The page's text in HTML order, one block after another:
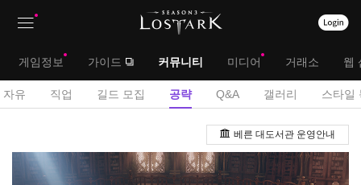
뉴
대
메
게임정보 가이드 커뮤니티 미디어 거래소 웹
서
메
뉴
자유 직업 길드 모집 공략 Q&A 갤러리 스타일
략
베른 대도서관 운영안내